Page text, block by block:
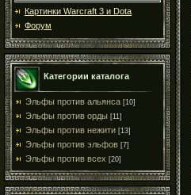
Картинки Warcraft 3 и Dota
Форум
Категории каталога
Эльфы против альянса [10]
Эльфы против орды [11]
Эльфы против нежити [13]
Эльфы против эльфов [7]
Эльфы против всех [20]